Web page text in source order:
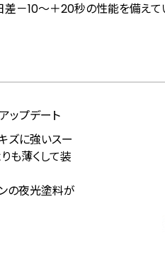
－10～＋20秒の性能を備えて
ップデート
ズに強いスー
も薄くして装
の夜光塗料が